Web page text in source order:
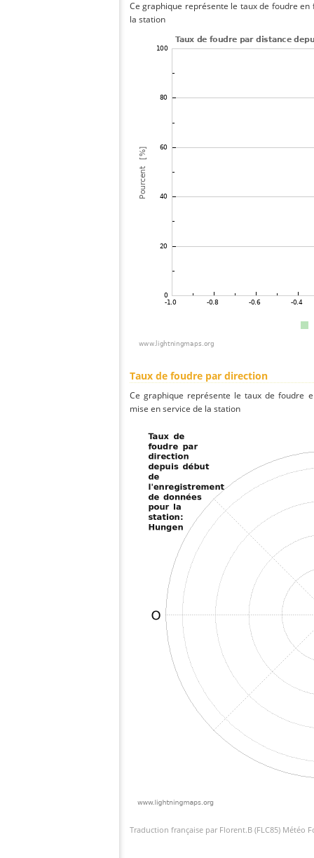
Ce graphique représente le taux de foudre
la station
Taux de foudre par direction
Ce graphique représente le taux de foudre
mise en service de la station
Traduction française par Florent.B (FLC85) Météo